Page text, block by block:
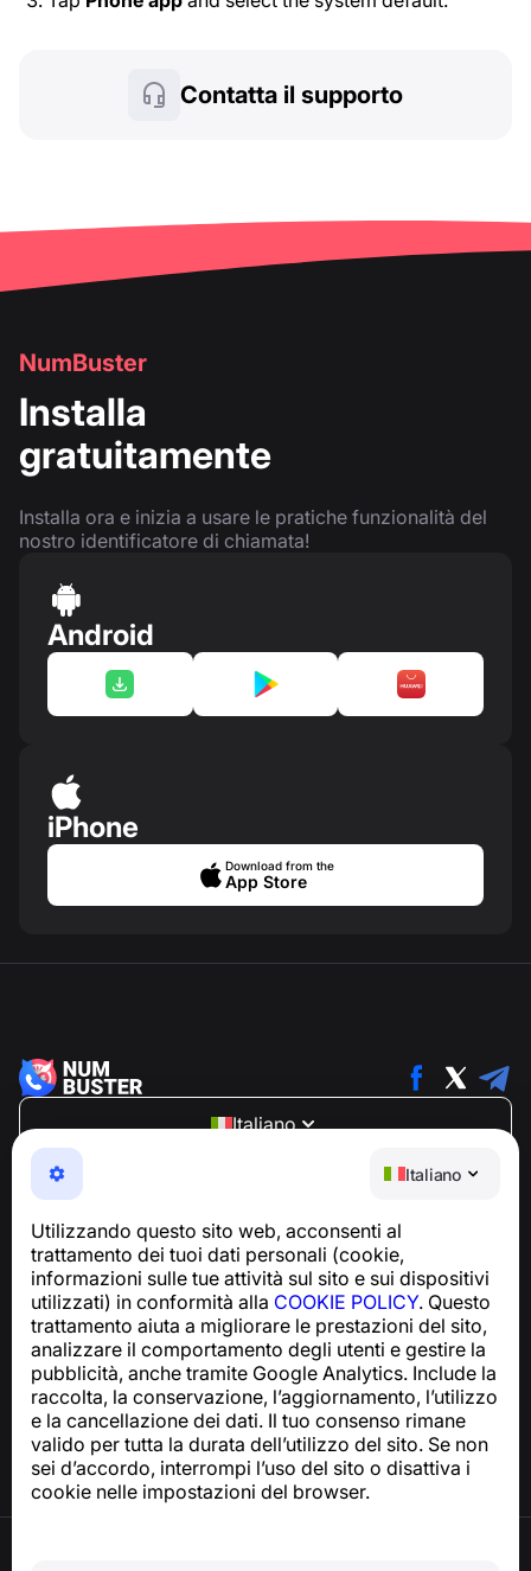
Italiano
Utilizzando questo sito web, acconsenti al
trattamento dei tuoi dati personali (cookie,
informazioni sulle tue attività sul sito e sui dispositivi
utilizzati) in conformità alla COOKIE POLICY. Questo
trattamento aiuta a migliorare le prestazioni del sito,
analizzare il comportamento degli utenti e gestire la
pubblicità, anche tramite Google Analytics. Include la
raccolta, la conservazione, l’aggiornamento, l’utilizzo
e la cancellazione dei dati. Il tuo consenso rimane
valido per tutta la durata dell’utilizzo del sito. Se non
sei d’accordo, interrompi l’uso del sito o disattiva i
cookie nelle impostazioni del browser.
Contatta il supporto
NumBuster
Installa
gratuitamente
Installa ora e inizia a usare le pratiche funzionalità del
nostro identificatore di chiamata!
Android
iPhone
Download from the
App Store
Italiano
NumBuster © 2013—2026 ·
support@numbuster.com
Un'app facile da usare che ti protegge da truffe
Per richieste relative alla conformità al GDPR:
support@numbuster.com
Centro assistenza
Notizie e articoli
Informazioni sul progetto
Contatti